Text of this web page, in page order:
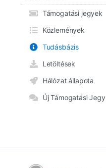
Támogatási jegyek
Közlemények
Tudásbázis
Letöltések
Hálózat állapota
Új Támogatási Jegy